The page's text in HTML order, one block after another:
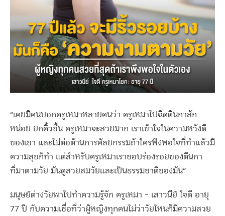
“เคยมีคนบอกครูเหมาหลายคนว่า ครูเหมาไปฉีดตีนกาสัก
หน่อย ยกคิ้วขึ้น ครูเหมาจะสวยมาก เราเข้าใจในความหวังดี
ของเขา และไม่ต่อต้านการศัลยกรรมถ้าใครพึงพอใจที่ทำแล้วมี
ความสุขก็ทำ แต่สำหรับครูเหมาเราชอบร่องรอยของตีนกา
ที่มาตามวัย มันดูสวยสมวัยและเป็นธรรมชาติของมัน”
มนุษย์ต่างวัยพาไปทำความรู้จัก ครูเหมา – เสาวนีย์ ใจดี อายุ
77 ปี กับความเชื่อที่ว่าผู้หญิงทุกคนไม่ว่าวัยไหนก็มีความสวย